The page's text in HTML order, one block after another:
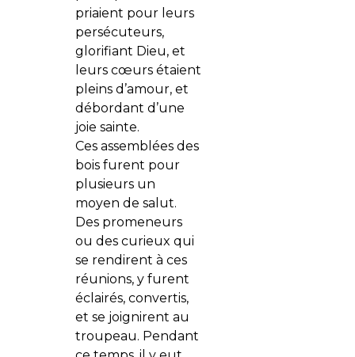
priaient pour leurs
persécuteurs,
glorifiant Dieu, et
leurs cœurs étaient
pleins d’amour, et
débordant d’une
joie sainte.
Ces assemblées des
bois furent pour
plusieurs un
moyen de salut.
Des promeneurs
ou des curieux qui
se rendirent à ces
réunions, y furent
éclairés, convertis,
et se joignirent au
troupeau. Pendant